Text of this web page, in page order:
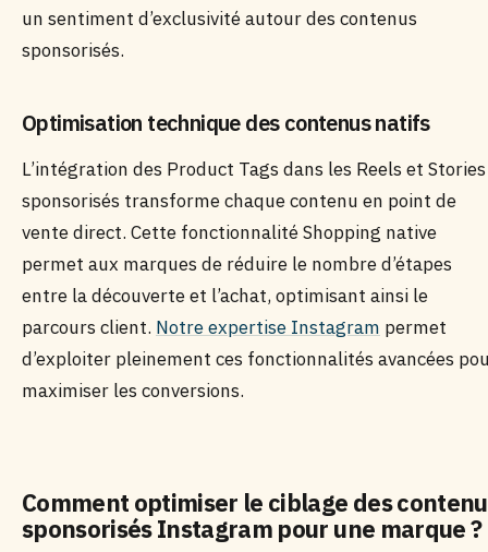
un sentiment d’exclusivité autour des contenus
sponsorisés.
Optimisation technique des contenus natifs
L’intégration des Product Tags dans les Reels et Stories
sponsorisés transforme chaque contenu en point de
vente direct. Cette fonctionnalité Shopping native
permet aux marques de réduire le nombre d’étapes
entre la découverte et l’achat, optimisant ainsi le
parcours client. Notre expertise Instagram permet
d’exploiter pleinement ces fonctionnalités avancées
maximiser les conversions.
Comment optimiser le ciblage des
sponsorisés Instagram pour une marque ?